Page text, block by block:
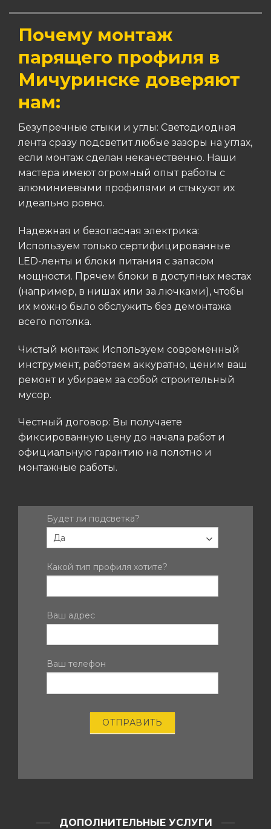
Почему монтаж
парящего профиля в
Мичуринске доверяют
нам:
Безупречные стыки и углы: Светодиодная
лента сразу подсветит любые зазоры на углах,
если монтаж сделан некачественно. Наши
мастера имеют огромный опыт работы с
алюминиевыми профилями и стыкуют их
идеально ровно.
Надежная и безопасная электрика:
Используем только сертифицированные
LED-ленты и блоки питания с запасом
мощности. Прячем блоки в доступных местах
(например, в нишах или за лючками), чтобы
их можно было обслужить без демонтажа
всего потолка.
Чистый монтаж: Используем современный
инструмент, работаем аккуратно, ценим ваш
ремонт и убираем за собой строительный
мусор.
Честный договор: Вы получаете
фиксированную цену до начала работ и
официальную гарантию на полотно и
монтажные работы.
1-
PARIT
Будет ли подсветка?
Какой тип профиля хотите?
Ваш адрес
Ваш телефон
ОТПРАВИТЬ
Если
вы
человек,
это
ДОПОЛНИТЕЛЬНЫЕ УСЛУГИ